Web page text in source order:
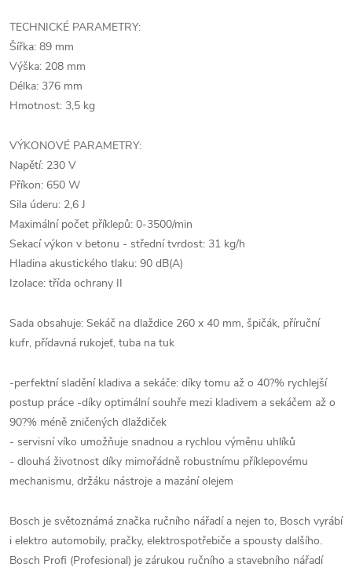
TECHNICKÉ PARAMETRY:
Šířka: 89 mm
Výška: 208 mm
Délka: 376 mm
Hmotnost: 3,5 kg
VÝKONOVÉ PARAMETRY:
Napětí: 230 V
Příkon: 650 W
Sila úderu: 2,6 J
Maximální počet příklepů: 0-3500/min
Sekací výkon v betonu - střední tvrdost: 31 kg/h
Hladina akustického tlaku: 90 dB(A)
Izolace: třída ochrany II
Sada obsahuje: Sekáč na dlaždice 260 x 40 mm, špičák, příruční
kufr, přídavná rukojeť, tuba na tuk
-perfektní sladění kladiva a sekáče: díky tomu až o 40?% rychlejší
postup práce -díky optimální souhře mezi kladivem a sekáčem až o
90?% méně zničených dlaždiček
- servisní víko umožňuje snadnou a rychlou výměnu uhlíků
- dlouhá životnost díky mimořádně robustnímu příklepovému
mechanismu, držáku nástroje a mazání olejem
Bosch je světoznámá značka ručního nářadí a nejen to, Bosch vyrábí
i elektro automobily, pračky, elektrospotřebiče a spousty dalšího.
Bosch Profi (Profesional) je zárukou ručního a stavebního nářadí